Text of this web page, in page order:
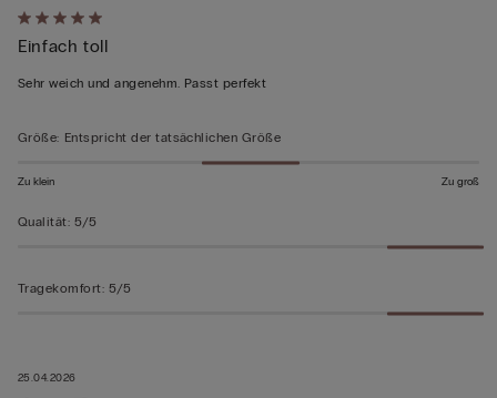
Mit
5
von
bewertet
25.04.2026
Einfach toll
Sehr weich und angenehm. Passt perfekt
Größe: Entspricht der tatsächlichen Größe
Zu klein Zu groß
Qualität: 5/5
Tragekomfort: 5/5